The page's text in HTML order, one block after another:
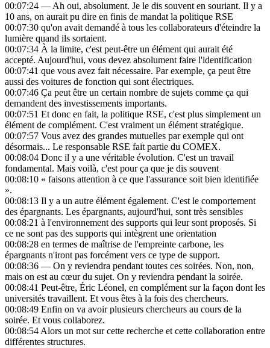
00:07:24 — Ah oui, absolument. Je le dis souvent en souriant. Il y a
10 ans, on aurait pu dire en finis de mandat la politique RSE
00:07:30 qu'on avait demandé à tous les collaborateurs d'éteindre la
lumière quand ils sortaient.
00:07:34 À la limite, c'est peut-être un élément qui aurait été
accepté. Aujourd'hui, vous devez absolument faire l'identification
00:07:41 que vous avez fait nécessaire. Par exemple, ça peut être
aussi des voitures de fonction qui sont électriques.
00:07:46 Ça peut être un certain nombre de sujets comme ça qui
demandent des investissements importants.
00:07:51 Et donc en fait, la politique RSE, c'est plus simplement un
élément de complément. C'est vraiment un élément stratégique.
00:07:57 Vous avez des grandes mutuelles par exemple qui ont
désormais... Le responsable RSE fait partie du COMEX.
00:08:04 Donc il y a une véritable évolution. C'est un travail
fondamental. Mais voilà, c'est pour ça que je dis souvent
00:08:10 « faisons attention à ce que l'assurance soit bien identifiée
».
00:08:13 Il y a un autre élément également. C'est le comportement
des épargnants. Les épargnants, aujourd'hui, sont très sensibles
00:08:21 à l'environnement des supports qui leur sont proposés. Si
ce ne sont pas des supports qui intègrent une orientation
00:08:28 en termes de maîtrise de l'empreinte carbone, les
épargnants n'iront pas forcément vers ce type de support.
00:08:36 — On y reviendra pendant toutes ces soirées. Non, non,
mais on est au cœur du sujet. On y reviendra pendant la soirée.
00:08:41 Peut-être, Éric Léonel, en complément sur la façon dont les
universités travaillent. Et vous êtes à la fois des chercheurs.
00:08:49 Enfin on va avoir plusieurs chercheurs au cours de la
soirée. Et vous collaborez.
00:08:54Alors un mot sur cette recherche et cette collaboration entre
différentes structures.